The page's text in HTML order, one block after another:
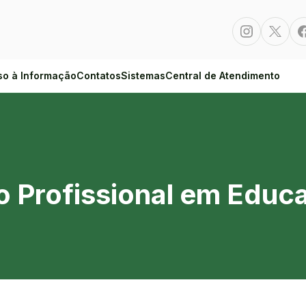
Instagram
à InformaçãoContatosSistemasCentral de Atendimento
Educação Física
Profissional em